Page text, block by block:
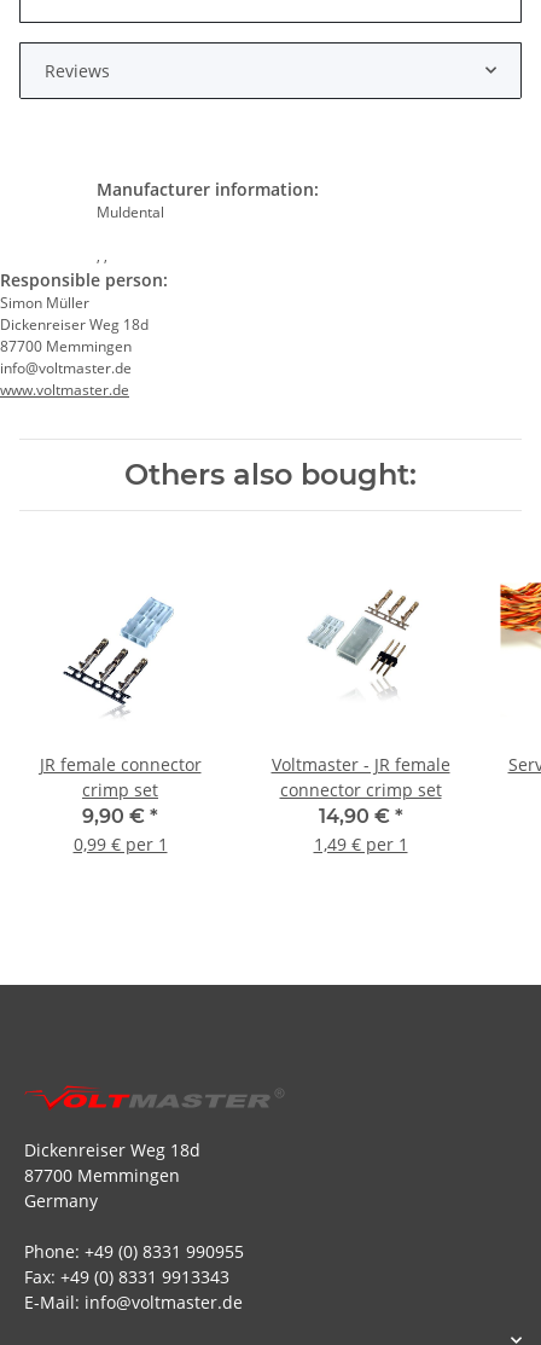
Reviews
Manufacturer information:
Muldental
, ,
Responsible person:
Simon Müller
Dickenreiser Weg 18d
87700 Memmingen
info@voltmaster.de
www.voltmaster.de
Others also bought:
JR female connector
crimp set
9,90 € *
0,99 € per 1
Voltmaster - JR female
connector crimp set
14,90 € *
1,49 € per 1
Dickenreiser Weg 18d
87700 Memmingen
Germany
Phone: +49 (0) 8331 990955
Fax: +49 (0) 8331 9913343
E-Mail: info@voltmaster.de